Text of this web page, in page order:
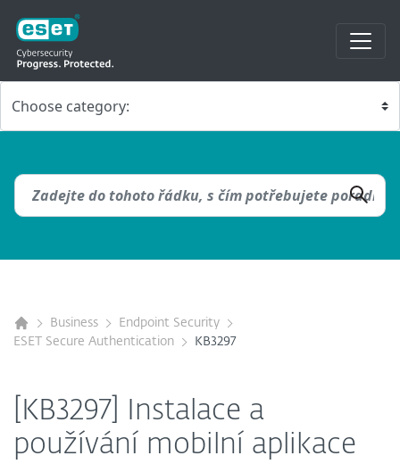
Business
Endpoint Security
ESET Secure Authentication
KB3297
[KB3297] Instalace a
používání mobilní aplikace